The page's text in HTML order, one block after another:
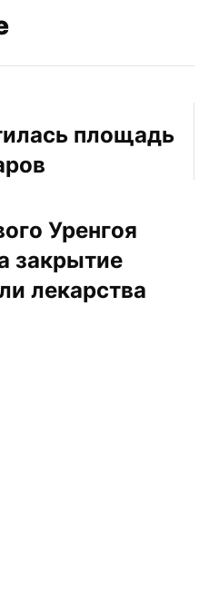
площадь
Уренгоя
закрытие
лекарства